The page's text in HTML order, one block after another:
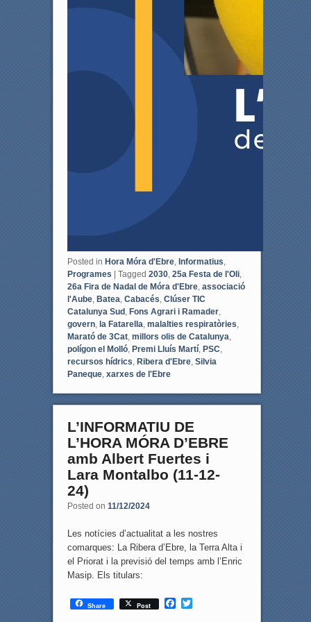
Posted in Hora Móra d'Ebre, Informatius
Programes | Tagged 2030, 25a Festa de l'Oli,
26a Fira de Nadal de Móra d'Ebre, associació
l'Aube, Batea Cabacés Clúser TIC
Catalunya Sud, Fons Agrari i Ramader,
govern, la Fatarella malalties respiratòries
Marató de 3Cat, millors olis de Catalunya
polígon el Molló, Premi Lluís Martí, PSC
recursos hídrics Ribera d'Ebre, Silvia
Paneque, xarxes de l'Ebre
L’INFORMATIU DE
L’HORA MÓRA D’EBRE
amb Albert Fuertes i
Lara Montalbo (11-12-
24)
Posted on 11/12/2024
Les notícies d’actualitat a les nostres
comarques: La Ribera d’Ebre, la Terra Alta i
el Priorat i la previsió del temps amb l’Enric
Masip. Els titulars:
Share Post
F
T